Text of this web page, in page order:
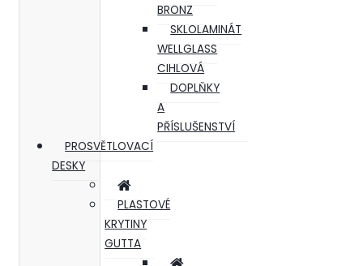
BRONZ
SKLOLAMINÁT
WELLGLASS
CIHLOVÁ
DOPLŇKY
A
PŘÍSLUŠENSTVÍ
PROSVĚTLOVACÍ
DESKY
PLASTOVÉ
KRYTINY
GUTTA